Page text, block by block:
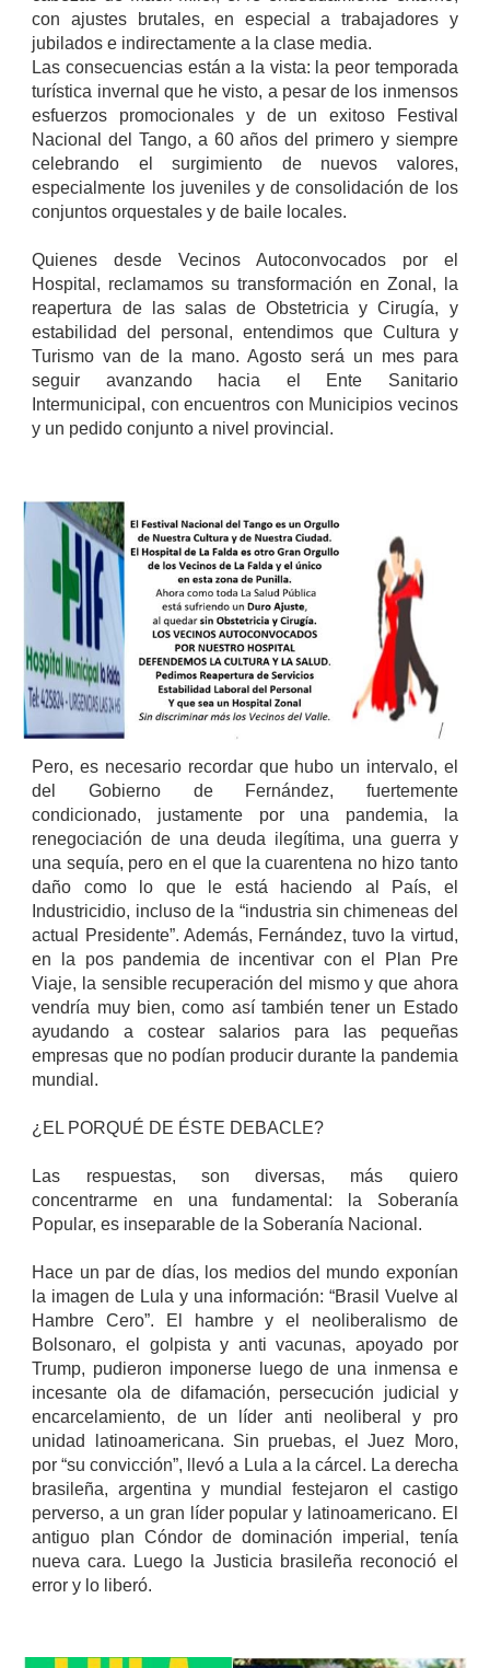
con ajustes brutales, en especial a trabajadores y
jubilados e indirectamente a la clase media.
Las consecuencias están a la vista: la peor temporada
turística invernal que he visto, a pesar de los inmensos
esfuerzos promocionales y de un exitoso Festival
Nacional del Tango, a 60 años del primero y siempre
celebrando el surgimiento de nuevos valores,
especialmente los juveniles y de consolidación de los
conjuntos orquestales y de baile locales.
Quienes desde Vecinos Autoconvocados por el
Hospital, reclamamos su transformación en Zonal, la
reapertura de las salas de Obstetricia y Cirugía, y
estabilidad del personal, entendimos que Cultura y
Turismo van de la mano. Agosto será un mes para
seguir avanzando hacia el Ente Sanitario
Intermunicipal, con encuentros con Municipios vecinos
y un pedido conjunto a nivel provincial.
Pero, es necesario recordar que hubo un intervalo, el
del Gobierno de Fernández, fuertemente
condicionado, justamente por una pandemia, la
renegociación de una deuda ilegítima, una guerra y
una sequía, pero en el que la cuarentena no hizo tanto
daño como lo que le está haciendo al País, el
Industricidio, incluso de la “industria sin chimeneas del
actual Presidente”. Además, Fernández, tuvo la virtud,
en la pos pandemia de incentivar con el Plan Pre
Viaje, la sensible recuperación del mismo y que ahora
vendría muy bien, como así también tener un Estado
ayudando a costear salarios para las pequeñas
empresas que no podían producir durante la pandemia
mundial.
¿EL PORQUÉ DE ÉSTE DEBACLE?
Las respuestas, son diversas, más quiero
concentrarme en una fundamental: la Soberanía
Popular, es inseparable de la Soberanía Nacional.
Hace un par de días, los medios del mundo exponían
la imagen de Lula y una información: “Brasil Vuelve al
Hambre Cero”. El hambre y el neoliberalismo de
Bolsonaro, el golpista y anti vacunas, apoyado por
Trump, pudieron imponerse luego de una inmensa e
incesante ola de difamación, persecución judicial y
encarcelamiento, de un líder anti neoliberal y pro
unidad latinoamericana. Sin pruebas, el Juez Moro,
por “su convicción”, llevó a Lula a la cárcel. La derecha
brasileña, argentina y mundial festejaron el castigo
perverso, a un gran líder popular y latinoamericano. El
antiguo plan Cóndor de dominación imperial, tenía
nueva cara. Luego la Justicia brasileña reconoció el
error y lo liberó.